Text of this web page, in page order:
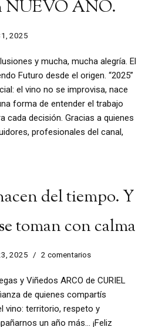
NUEVO AÑO.
2025
y mucha, mucha alegría. El
Futuro desde el origen. “2025”
el vino no se improvisa, nace
forma de entender el trabajo
cada decisión. Gracias a quienes
profesionales del canal,
del tiempo. Y
toman con calma
2025 2 comentarios
y Viñedos ARCO de CURIEL
de quienes compartís
vino: territorio, respeto y
un año más… ¡Feliz